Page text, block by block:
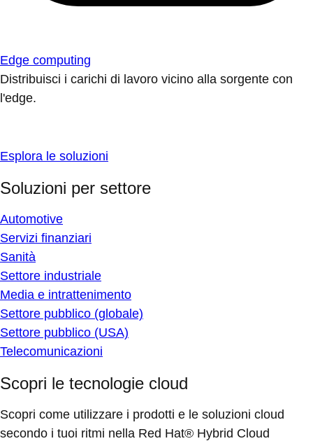
Edge computing
Distribuisci i carichi di lavoro vicino alla sorgente con
l'edge.
Esplora le soluzioni
Soluzioni per settore
Automotive
Servizi finanziari
Sanità
Settore industriale
Media e intrattenimento
Settore pubblico (globale)
Settore pubblico (USA)
Telecomunicazioni
Scopri le tecnologie cloud
Scopri come utilizzare i prodotti e le soluzioni cloud
secondo i tuoi ritmi nella Red Hat® Hybrid Cloud